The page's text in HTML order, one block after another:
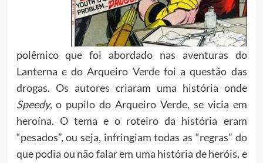
polêmico que foi abordado nas aventuras do
Lanterna e do Arqueiro Verde foi a questão das
drogas. Os autores criaram uma história onde
Speedy, o pupilo do Arqueiro Verde, se vicia em
heroína. O tema e o roteiro da história eram
“pesados”, ou seja, infringiam todas as “regras” do
que podia ou não falar em uma história de heróis, e